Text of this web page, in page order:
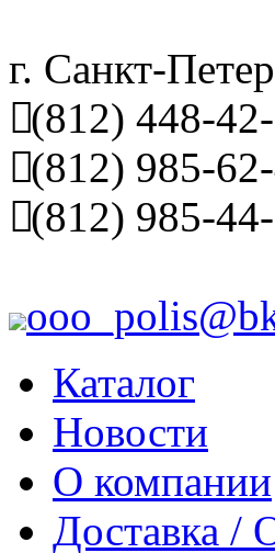
г. Санкт-
(812) 448-
(812) 985-
(812) 985-
Каталог
Новости
О компании
Доставка /